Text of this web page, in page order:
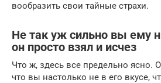
вообразить свои тайные страхи.
Не так уж сильно вы ему
он просто взял и исчез
Что ж, здесь все предельно ясно.
что вы настолько не в его вкусе,